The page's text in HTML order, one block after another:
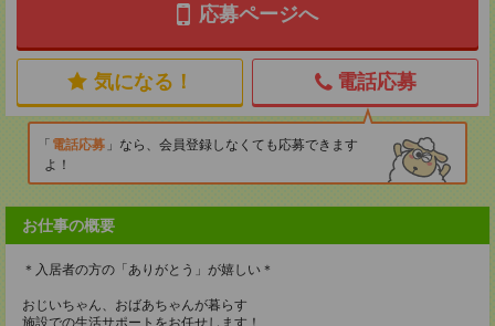
応募ページへ
気になる！ 電話応募
電話応募
なら、会員登録しなくても応募できます
よ！
お仕事の概要
＊入居者の方の「ありがとう」が嬉しい＊
おじいちゃん、おばあちゃんが暮らす
施設での生活サポートをお任せします！